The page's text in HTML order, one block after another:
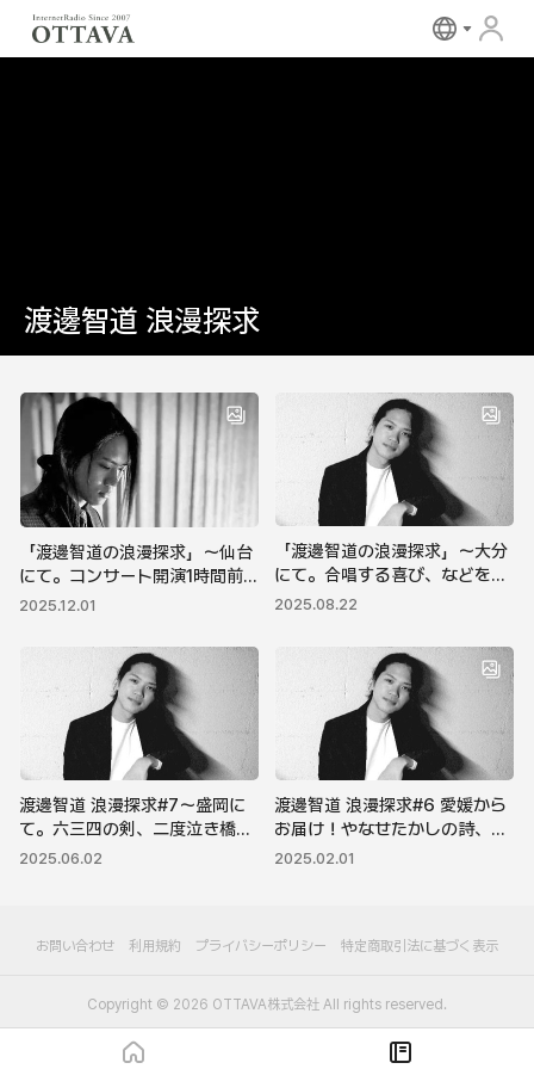
渡邊智道 浪漫探求
「渡邊智道の浪漫探求」～仙台
にて。コンサート開演1時間前に
収録！
2025.12.01
「渡邊智道の浪漫探求」～大分
にて。合唱する喜び、などを今
回も徒然に…
2025.08.22
渡邊智道 浪漫探求#7～盛岡に
て。六三四の剣、二度泣き橋、
カクトとみや…今夜も徒然に
2025.06.02
渡邊智道 浪漫探求#6 愛媛から
お届け！やなせたかしの詩、児
童合唱、祈りと願いの違い…今
2025.02.01
お問い合わせ 利用規約 プライバシーポリシー 特定商取引法に基づく表示
Copyright © 2026 OTTAVA株式会社 All rights reserved.